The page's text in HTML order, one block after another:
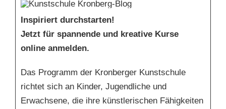
Inspiriert durchstarten!
Jetzt für spannende und kreative Kurse
online anmelden.
Das Programm der Kronberger Kunstschule
richtet sich an Kinder, Jugendliche und
Erwachsene, die ihre künstlerischen Fähigkeiten